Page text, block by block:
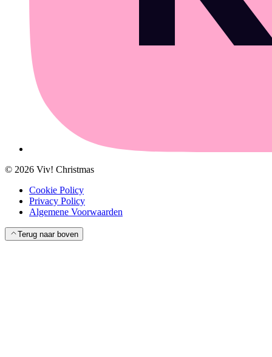
© 2026 Viv! Christmas
Cookie Policy
Privacy Policy
Algemene Voorwaarden
Terug naar boven